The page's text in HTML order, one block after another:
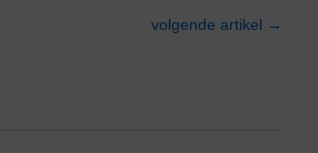
volgende artikel →